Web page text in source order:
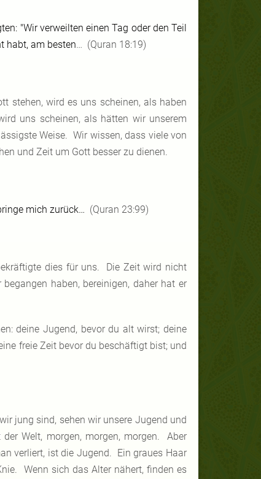
"Wir verweilten einen Tag oder den Teil
habt, am besten… (Quran 18:19)
stehen, wird es uns scheinen, als haben
uns scheinen, als hätten wir unserem
Weise. Wir wissen, dass viele von
und Zeit um Gott besser zu dienen.
mich zurück… (Quran 23:99)
dies für uns. Die Zeit wird nicht
haben, bereinigen, daher hat er
deine Jugend, bevor du alt wirst; deine
freie Zeit bevor du beschäftigt bist; und
jung sind, sehen wir unsere Jugend und
Welt, morgen, morgen, morgen. Aber
verliert, ist die Jugend. Ein graues Haar
Wenn sich das Alter nähert, finden es